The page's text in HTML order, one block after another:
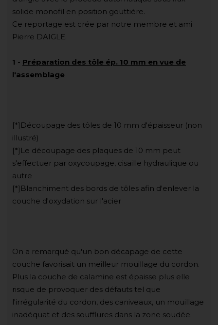
solide monofil en position gouttière.
Ce reportage est crée par notre membre et ami
Pierre DAIGLE.
1 - Préparation des tôle ép. 10 mm en vue de
l'assemblage
[*]Découpage des tôles de 10 mm d'épaisseur (non
illustré)
[*]Le découpage des plaques de 10 mm peut
s'effectuer par oxycoupage, cisaille hydraulique ou
autre
[*]Blanchiment des bords de tôles afin d'enlever la
couche d'oxydation sur l'acier
On a remarqué qu'un bon décapage de cette
couche favorisait un meilleur mouillage du cordon.
Plus la couche de calamine est épaisse plus elle
risque de provoquer des défauts tel que
l'irrégularité du cordon, des caniveaux, un mouillage
inadéquat et des soufflures dans la zone soudée.